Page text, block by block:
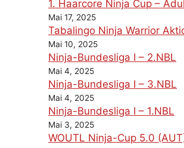
1. Haarcore Ninja Cup –
Mai 17, 2025
Tabalingo Ninja Warrior
Mai 10, 2025
Ninja-Bundesliga I – 2.NBL
Mai 4, 2025
Ninja-Bundesliga I – 3.NBL
Mai 4, 2025
Ninja-Bundesliga I – 1.NBL
Mai 3, 2025
WOUTL Ninja-Cup 5.0